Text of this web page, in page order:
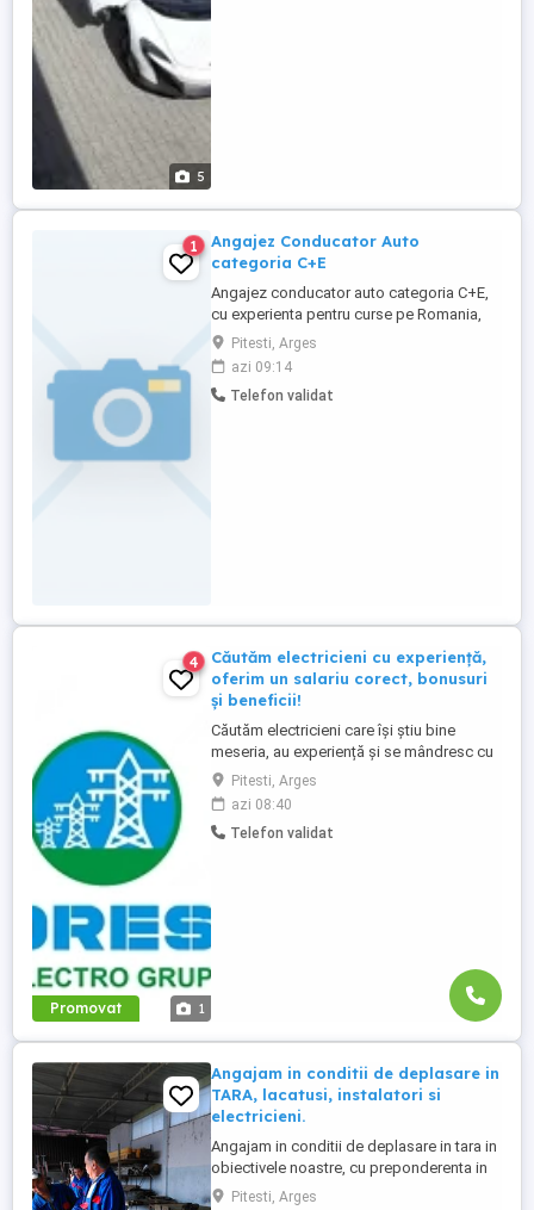
5
1
Angajez Conducator Auto
categoria C+E
Angajez conducator auto categoria C+E,
cu experienta pentru curse pe Romania,
de preferabil din judetele Dambovita,
Prahova,Bucuresti,Arges,camion tandem.
Mai multe detalii la telefon.
Pitesti, Arges
azi 09:14
Telefon validat
Promovat 1
4
Căutăm electricieni cu experiență,
oferim un salariu corect, bonusuri
și beneficii!
Căutăm electricieni care își știu bine
meseria, au experiență și se mândresc cu
calitatea muncii lor. Oferim în schimb: Un
salariu care iti va recompensa munca
corect și pe care îl vei primi mereu la timp
pentru că așa e normal Contract de muncă
Pitesti, Arges
azi 08:40
Telefon validat
Angajam in conditii de deplasare in
TARA, lacatusi, instalatori si
electricieni.
Angajam in conditii de deplasare in tara in
obiectivele noastre, cu preponderenta in
Bucuresti. - Se asigura cazare, diurna si
Pitesti, Arges